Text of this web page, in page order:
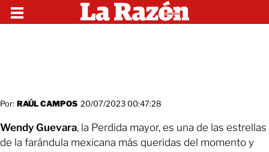
Por: RAÚL CAMPOS 20/07/2023 00:47:28
Wendy Guevara, la Perdida mayor, es una de las estrellas
de la farándula mexicana más queridas del momento y